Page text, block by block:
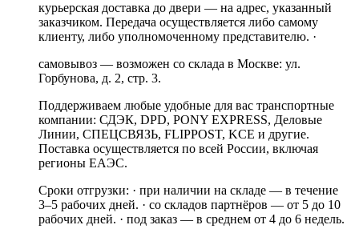
курьерская доставка до двери — на адрес, указанный
заказчиком. Передача осуществляется либо самому
клиенту, либо уполномоченному представителю. ·
самовывоз — возможен со склада в Москве: ул.
Горбунова, д. 2, стр. 3.
Поддерживаем любые удобные для вас транспортные
компании: СДЭК, DPD, PONY EXPRESS, Деловые
Линии, СПЕЦСВЯЗЬ, FLIPPOST, KCE и другие.
Поставка осуществляется по всей России, включая
регионы ЕАЭС.
Сроки отгрузки: · при наличии на складе — в течение
3–5 рабочих дней. · со складов партнёров — от 5 до 10
рабочих дней. · под заказ — в среднем от 4 до 6 недель.